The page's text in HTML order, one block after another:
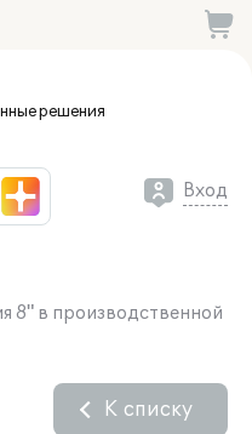
решения
Вход
8" в производственной
К списку